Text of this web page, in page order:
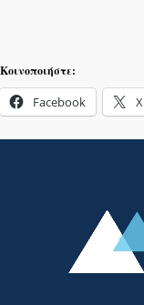
Κοινοποιήστε:
Facebook X